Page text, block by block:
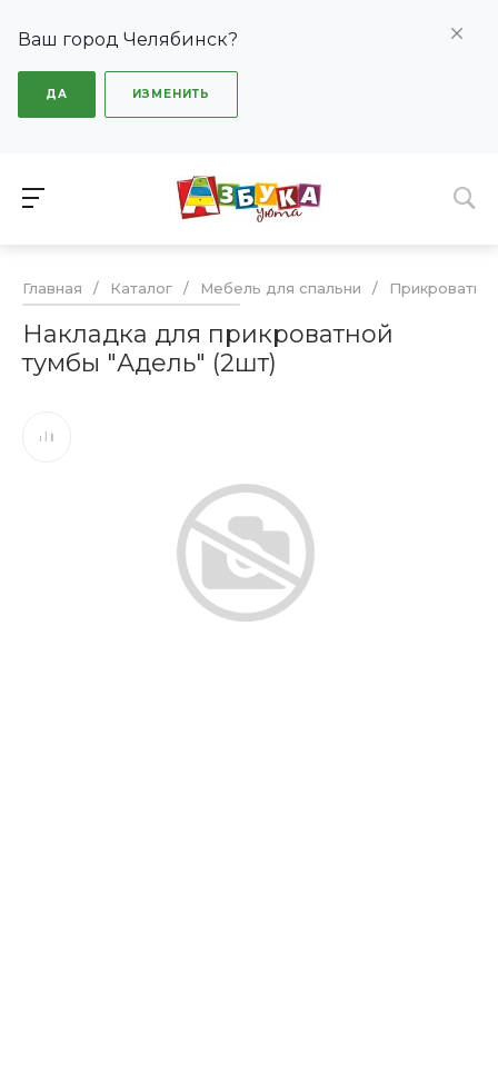
Ваш город Челябинск?
ДА ИЗМЕНИТЬ
Главная / Каталог / Мебель для спальни /
Накладка для прикроватной
тумбы "Адель" (2шт)